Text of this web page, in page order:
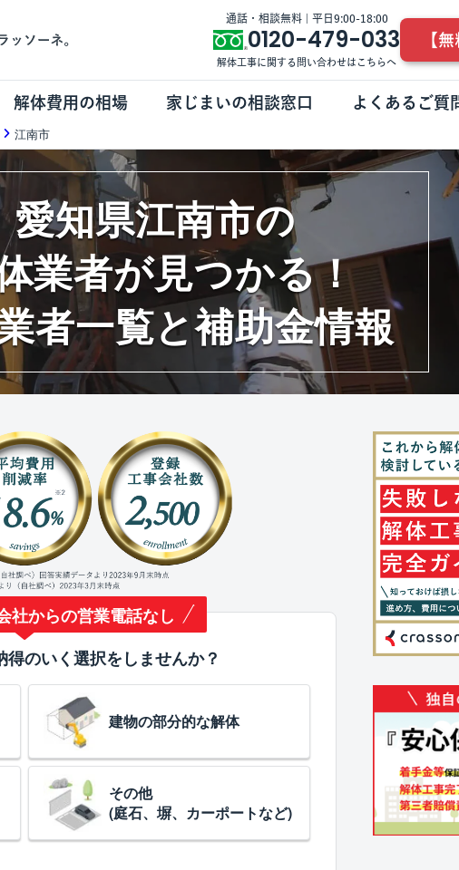
通話・相談無料 | 平日9:00-18:00
0120-479-033
解体工事に関する問い合わせはこちらへ
【
解体費用の相場 家じまいの相談窓口 よくあるご質
江南市
愛知県江南市の
業者が見つかる！
者一覧と補助金情報
社からの営業電話なし
のいく選択をしませんか？
建物の部分的な解体
その他
(庭石、塀、カーポートなど)